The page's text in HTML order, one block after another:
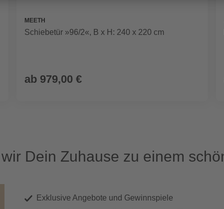
MEETH
Schiebetür »96/2«, B x H: 240 x 220 cm
ab 979,00 €
Dein Zuhause zu einem
Exklusive Angebote und Gewinnspiele